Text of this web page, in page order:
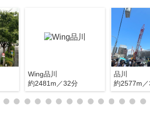
Wing品川
約2481m／32分
品川
約2577m